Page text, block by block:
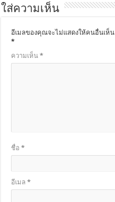
ใส่ความเห็น
อีเมลของคุณจะไม่แสดงให้คนอื่นเห็น
*
ความเห็น*
ชื่อ*
อีเมล*